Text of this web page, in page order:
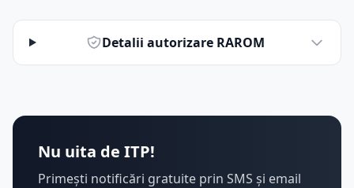
Detalii autorizare RAROM
Nu uita de ITP!
Primești notificări gratuite prin SMS și email